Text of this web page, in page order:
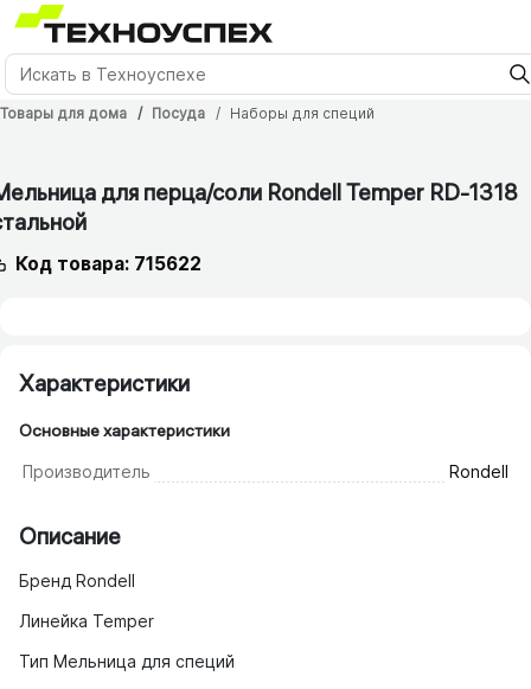
Товары для дома Посуда Наборы для специй
для перца/​соли Rondell Temper RD-1318
Код товара: 715622
Характеристики
Основные характеристики
Производитель Rondell
Описание
Бренд Rondell
Линейка Temper
Тип Мельница для специй